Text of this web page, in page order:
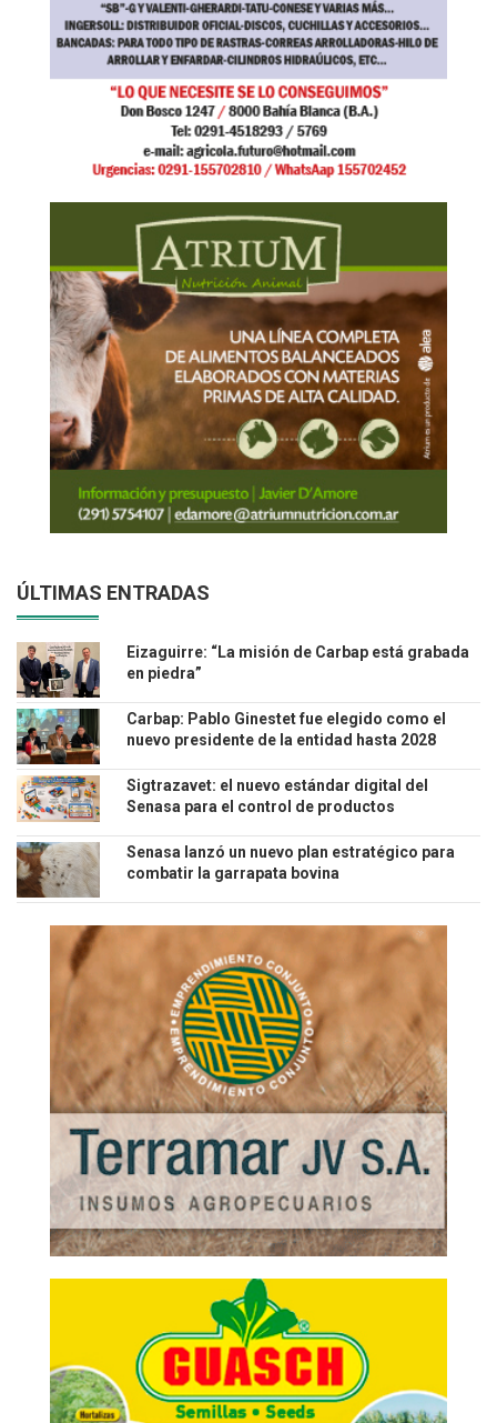
ÚLTIMAS ENTRADAS
Eizaguirre: “La misión de Carbap está grabada
en piedra”
Carbap: Pablo Ginestet fue elegido como el
nuevo presidente de la entidad hasta 2028
Sigtrazavet: el nuevo estándar digital del
Senasa para el control de productos
Senasa lanzó un nuevo plan estratégico para
combatir la garrapata bovina